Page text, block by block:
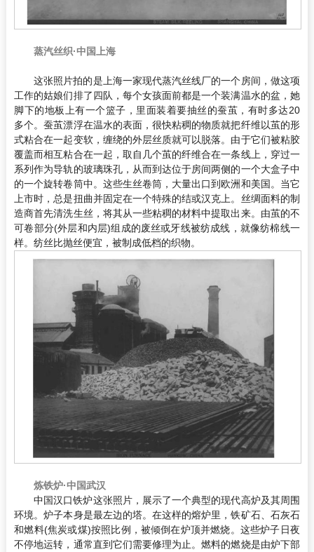
蒸汽丝织·中国上海
这张照片拍的是上海一家现代蒸汽丝线厂的一个房间，做这项
工作的姑娘们排了四队，每个女孩面前都是一个装满温水的盆，她
脚下的地板上有一个篮子，里面装着要抽丝的蚕茧，有时多达20
多个。蚕茧漂浮在温水的表面，很快粘稠的物质就把纤维以茧的形
式粘合在一起变软，缠绕的外层丝质就可以脱落。由于它们被粘胶
覆盖而相互粘合在一起，取自几个茧的纤维合在一条线上，穿过一
系列作为导轨的玻璃珠孔，从而到达位于房间两侧的一个大盒子中
的一个旋转卷筒中。这些生丝卷筒，大量出口到欧洲和美国。当它
上市时，总是扭曲并固定在一个特殊的结或汉克上。丝绸面料的制
造商首先清洗生丝，将其从一些粘稠的材料中提取出来。由茧的不
可卷部分(外层和内层)组成的废丝或牙线被纺成线，就像纺棉线一
样。纺丝比抛丝便宜，被制成低档的织物。
炼铁炉·中国武汉
中国汉口铁炉这张照片，展示了一个典型的现代高炉及其周围
环境。炉子本身是最左边的塔。在这样的熔炉里，铁矿石、石灰石
和燃料(焦炭或煤)按照比例，被倾倒在炉顶并燃烧。这些炉子日夜
不停地运转，通常直到它们需要修理为止。燃料的燃烧是由炉下部